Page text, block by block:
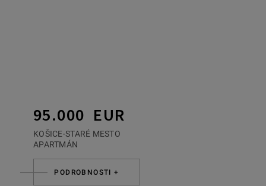
95.000 EUR
KOŠICE-STARÉ MESTO
APARTMÁN
PODROBNOSTI +